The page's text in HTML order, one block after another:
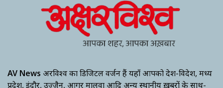
AV News अक्षरविश्व का डिजिटल वर्जन हैं यहाँ आपको देश-विदेश, मध्य
प्रदेश, इंदौर, उज्जैन, आगर मालवा आदि अन्य स्थानीय ख़बरों के साथ-